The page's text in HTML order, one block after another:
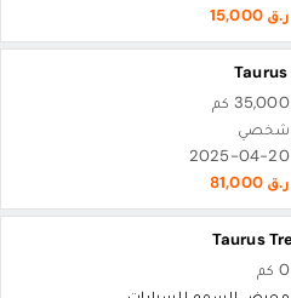
ر.ق 15,000
35,000 كم
شخصي
2025-04-20
ر.ق 81,000
0 كم